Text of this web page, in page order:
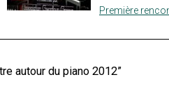
Première
autour du piano 2012”